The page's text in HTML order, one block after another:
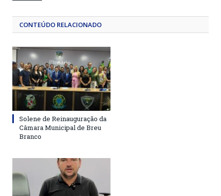
CONTEÚDO RELACIONADO
Solene de Reinauguração da
Câmara Municipal de Breu
Branco